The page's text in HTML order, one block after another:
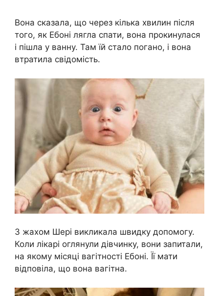
Вона сказала, що через кілька хвилин після
того, як Ебоні лягла спати, вона прокинулася
і пішла у ванну. Там їй стало погано, і вона
втратила свідомість.
З жахом Шері викликала швидку допомогу.
Коли лікарі оглянули дівчинку, вони запитали,
на якому місяці вагітності Ебоні. Її мати
відповіла, що вона вагітна.